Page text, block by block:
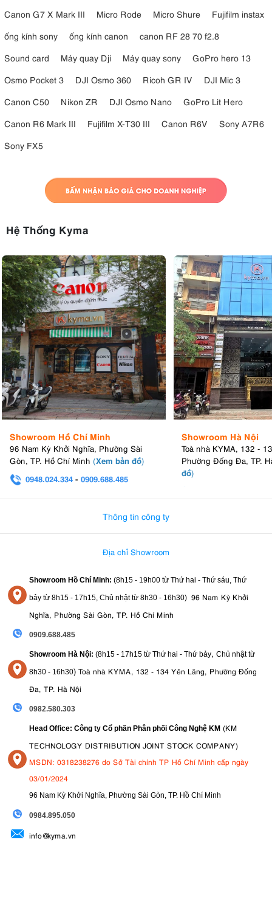
Canon G7 X Mark III
Micro Rode Micro Shure
Fujifilm instax
ống kính sony
ống kính canon
canon RF 28 70 f2.8
Sound card
Máy quay Dji Máy quay sony
GoPro hero 13
Osmo Pocket 3
DJI Osmo 360 Ricoh GR IV
DJI Mic 3
Canon C50
Nikon ZR DJI Osmo Nano
GoPro Lit Hero
Canon R6 Mark III
Fujifilm X-T30 III Canon R6V
Sony A7R6
Sony FX5
Hệ Thống Kyma
Showroom Hồ Chí Minh
96 Nam Kỳ Khởi Nghĩa, Phường Sài
Gòn, TP. Hồ Chí Minh (Xem bản đồ)
0948.024.334 - 0909.688.485
Showroom Hà Nội
Toà nhà KYMA, 132 -
Phường Đống Đa, TP.
đồ)
Thông tin công ty
Địa chỉ Showroom
Showroom Hồ Chí Minh: (8h15 - 19h00 từ Thứ hai - Thứ sáu, Thứ
bảy từ 8h15 - 17h15, Chủ nhật từ 8h30 - 16h30) 96 Nam Kỳ Khởi
Nghĩa, Phường Sài Gòn, TP. Hồ Chí Minh
0909.688.485
Showroom Hà Nội: (8h15 - 17h15 từ Thứ hai - Thứ bảy, Chủ nhật từ
8h30 - 16h30) Toà nhà KYMA, 132 - 134 Yên Lãng, Phường Đống
Đa, TP. Hà Nội
0982.580.303
Head Office: Công ty Cổ phần Phân phối Công Nghệ KM (KM
TECHNOLOGY DISTRIBUTION JOINT STOCK COMPANY)
MSDN: 0318238276 do Sở Tài chính TP Hồ Chí Minh cấp ngày
03/01/2024
96 Nam Kỳ Khởi Nghĩa, Phường Sài Gòn, TP. Hồ Chí Minh
0984.895.050
info@kyma.vn